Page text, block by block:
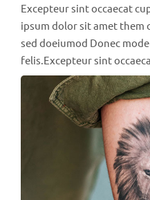
Excepteur sint occaecat
ipsum dolor sit amet them
sed doeiumod Donec
felis.Excepteur sint